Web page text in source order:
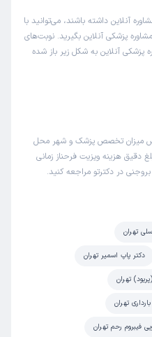
مرتبط با باروری
کاربر آزاد
رو ويزيت كردند و من به
دكتر خيلي وقت گذاشتن
بودند كسي تشخيص نميداد
خدمتتون
مرتبط با باروری
آنلاین داشته باشند، می‌توانید با
پزشکی آنلاین بگیرید. نوبت‌های
پزشکی آنلاین به شکل زیر باز شده
میزان تخصص پزشک و شهر محل
دقیق هزینه ویزیت فرحناز زمانی
در دکترتو مراجعه کنید.
تهران
دکتر پاپ اسمیر تهران
تهران
تهران
فیبروم رحم تهران